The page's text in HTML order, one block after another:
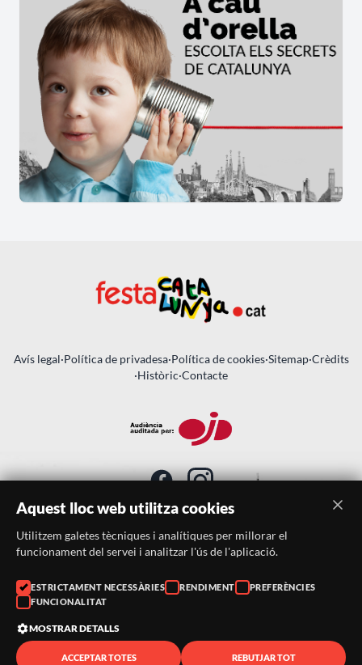
Avís legal·Política de privadesa·Política de cookies·Sitemap·Crèdits
·Històric·Contacte
SUBSCRIU-TE AL BUTLLETÍ
Telèfon: 938046359
Correu:
© 2026 ·FestaCatalunya — Tots els drets reservats · Web
Aquest lloc web utilitza cookies
Utilitzem galetes tècniques i analítiques per millorar el
funcionament del servei i analitzar l'ús de l'aplicació.
ESTRICTAMENT NECESSÀRIES RENDIMENT
PREFERÈNCIES
FUNCIONALITAT
MOSTRAR DETALLS
ACCEPTAR TOTES REBUTJAR TOT